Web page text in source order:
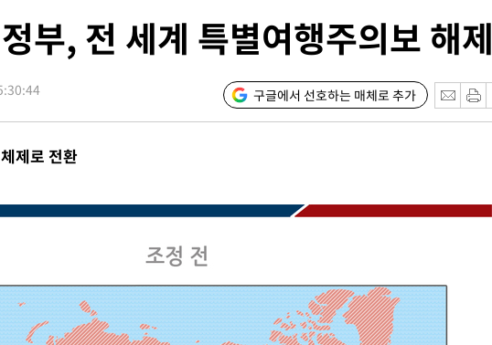
강원 많은 비[내일날씨]
이잔 투란VC 입단
니…한국 축구 '5승 2무'
린 798.81마감
내린 6258.77에 마쳐
년 이후 첫 40도
대밭' 된 축구협회
태유 서울대 공대 교수…이병태
부, 전 세계 특별여행주의보 해제
구글에서 선호하는 매체로 추가
제로 전환